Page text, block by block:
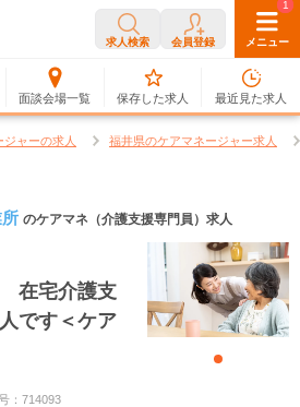
求人検索 会員登録 メニュー
面談会場一覧
0
保存した求人
1
最近見た求人
ャーの求人 福井県のケアマネージャー求人
のケアマネ（介護支援専門員）求人
在宅介護支
です＜ケア
：714093